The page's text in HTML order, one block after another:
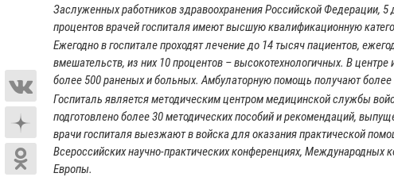
Заслуженных работников здравоохранения Российской Федерации,
процентов врачей госпиталя имеют высшую квалификационную
Ежегодно в госпитале проходят лечение до 14 тысяч пациентов,
вмешательств, из них 10 процентов – высокотехнологичных. В
более 500 раненых и больных. Амбулаторную помощь получают
Госпиталь является методическим центром медицинской службы
подготовлено более 30 методических пособий и рекомендаций,
врачи госпиталя выезжают в войска для оказания практической
Всероссийских научно-практических конференциях, Международных
Европы.